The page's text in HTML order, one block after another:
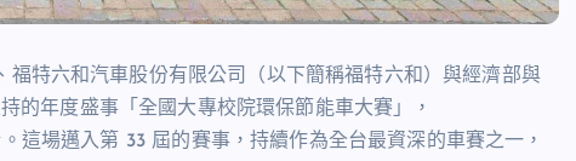
福特六和汽車股份有限公司（以下簡稱福特六和）與經濟部與
的年度盛事「全國大專校院環保節能車大賽」，
這場邁入第 33 屆的賽事，持續作為全台最資深的車賽之一，